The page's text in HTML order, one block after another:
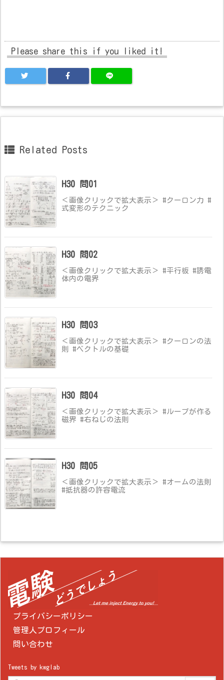
Please share this if you liked it!
Related Posts
H30 問01
＜画像クリックで拡大表示＞ #クーロン力 #
式変形のテクニック
H30 問02
＜画像クリックで拡大表示＞ #平行板 #誘電
体内の電界
H30 問03
＜画像クリックで拡大表示＞ #クーロンの法
則 #ベクトルの基礎
H30 問04
＜画像クリックで拡大表示＞ #ループが作る
磁界 #右ねじの法則
H30 問05
＜画像クリックで拡大表示＞ #オームの法則
#抵抗器の許容電流
プライバシーポリシー
管理人プロフィール
問い合わせ
Tweets by kwglab